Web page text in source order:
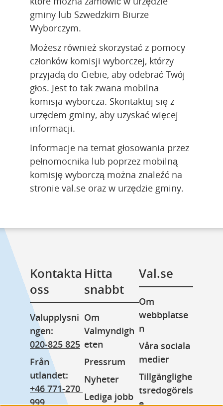
gminy lub Szwedzkim Biurze
Wyborczym.
Możesz również skorzystać z pomocy
członków komisji wyborczej, którzy
przyjadą do Ciebie, aby odebrać Twój
głos. Jest to tak zwana mobilna
komisja wyborcza. Skontaktuj się z
urzędem gminy, aby uzyskać więcej
informacji.
Informacje na temat głosowania przez
pełnomocnika lub poprzez mobilną
komisję wyborczą można znaleźć na
stronie val.se oraz w urzędzie gminy.
Kontakta
oss
Valupplysni
ngen:
020-825 825
Från
utlandet:
+46 771-270
999
Hitta
snabbt
Om
Valmyndigh
eten
Pressrum
Nyheter
Lediga jobb
Val.se
Om
webbplatse
n
Våra sociala
medier
Tillgänglighe
tsredogörels
e